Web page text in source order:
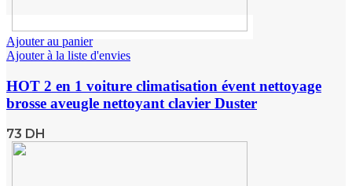
Ajouter au panier
Ajouter à la liste d'envies
HOT 2 en 1 voiture climatisation évent nettoyage
brosse aveugle nettoyant clavier Duster
73 DH